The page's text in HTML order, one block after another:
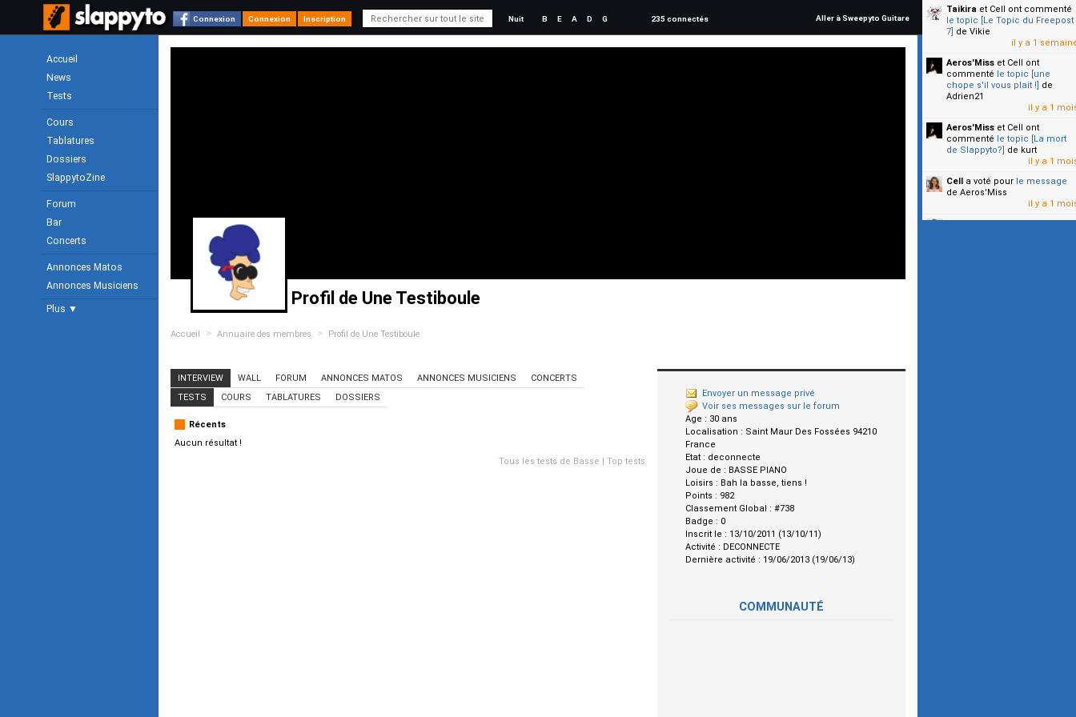
Connexion Connexion Inscription Nuit B E A D G 235 connectés Aller à Sweepyto Guitare
Accueil
News
Tests
Cours
Tablatures
Dossiers
SlappytoZine
Forum
Bar
Concerts
Annonces Matos
Annonces Musiciens
Plus ▼
Profil de Une Testiboule
Accueil > Annuaire des membres > Profil de Une Testiboule
Envoyer un message privé
Voir ses messages sur le forum
Age : 30 ans
Localisation : Saint Maur Des Fossées 94210
France
Etat : deconnecte
Joue de : BASSE PIANO
Loisirs : Bah la basse, tiens !
Points : 982
Classement Global : #738
Badge : 0
Inscrit le : 13/10/2011 (13/10/11)
Activité : DECONNECTE
Dernière activité : 19/06/2013 (19/06/13)
COMMUNAUTÉ
INTERVIEW WALL FORUM ANNONCES MATOS ANNONCES MUSICIENS
CONCERTS
TESTS
COURS TABLATURES DOSSIERS
Récents
Aucun résultat !
Tous les tests de Basse | Top tests
Taikira et Cell ont commenté
le topic [Le Topic du Freepost
7] de Vikie
il y a 1
Aeros'Miss et Cell ont
commenté le topic [une
chope s'il vous plait !] de
Adrien21
il y a 1
Aeros'Miss et Cell ont
commenté le topic [La mort
de Slappyto?] de kurt
il y a 1
Cell a voté pour le message
de Aeros'Miss
il y a 1
Cella voté pourle message